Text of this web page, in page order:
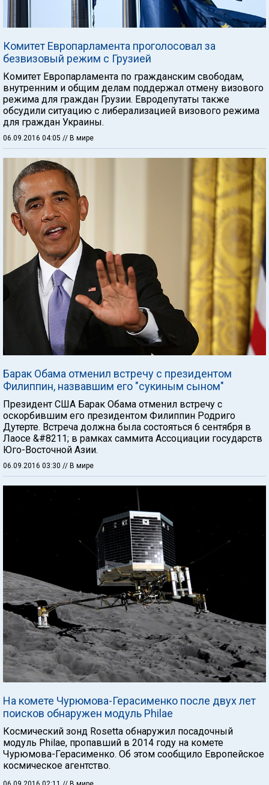
Комитет Европарламента проголосовал за
безвизовый режим с Грузией
Комитет Европарламента по гражданским свободам,
внутренним и общим делам поддержал отмену визового
режима для граждан Грузии. Евродепутаты также
обсудили ситуацию с либерализацией визового режима
для граждан Украины.
06.09.2016 04:05 // В мире
Барак Обама отменил встречу с президентом
Филиппин, назвавшим его "сукиным сыном"
Президент США Барак Обама отменил встречу с
оскорбившим его президентом Филиппин Родриго
Дутерте. Встреча должна была состояться 6 сентября в
Лаосе &#8211; в рамках саммита Ассоциации государств
Юго-Восточной Азии.
06.09.2016 03:30 // В мире
На комете Чурюмова-Герасименко после двух лет
поисков обнаружен модуль Philae
Космический зонд Rosetta обнаружил посадочный
модуль Philae, пропавший в 2014 году на комете
Чурюмова-Герасименко. Об этом сообщило Европейское
космическое агентство.